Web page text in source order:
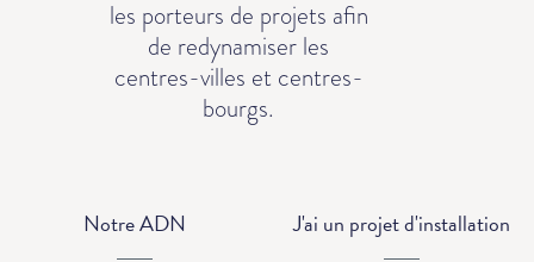
les porteurs de projets afin
de redynamiser les
centres-villes et centres-
bourgs.
Notre ADN J'ai un projet d'installation